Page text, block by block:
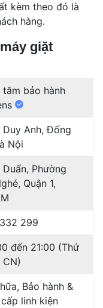
kèm theo đó là
hàng.
giặt
tâm bảo hành
Duy Anh, Đống
Nội
Phường
Quận 1,
299
đến 21:00 (Thứ
CN)
Bảo hành &
linh kiện